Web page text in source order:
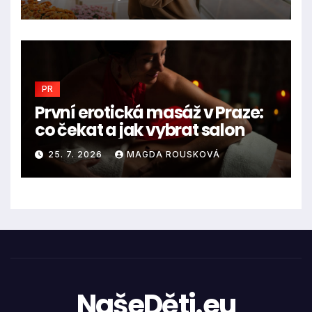
PR
První erotická masáž v Praze:
co čekat a jak vybrat salon
25. 7. 2026 MAGDA ROUSKOVÁ